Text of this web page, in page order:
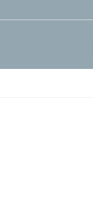
zum
MENU